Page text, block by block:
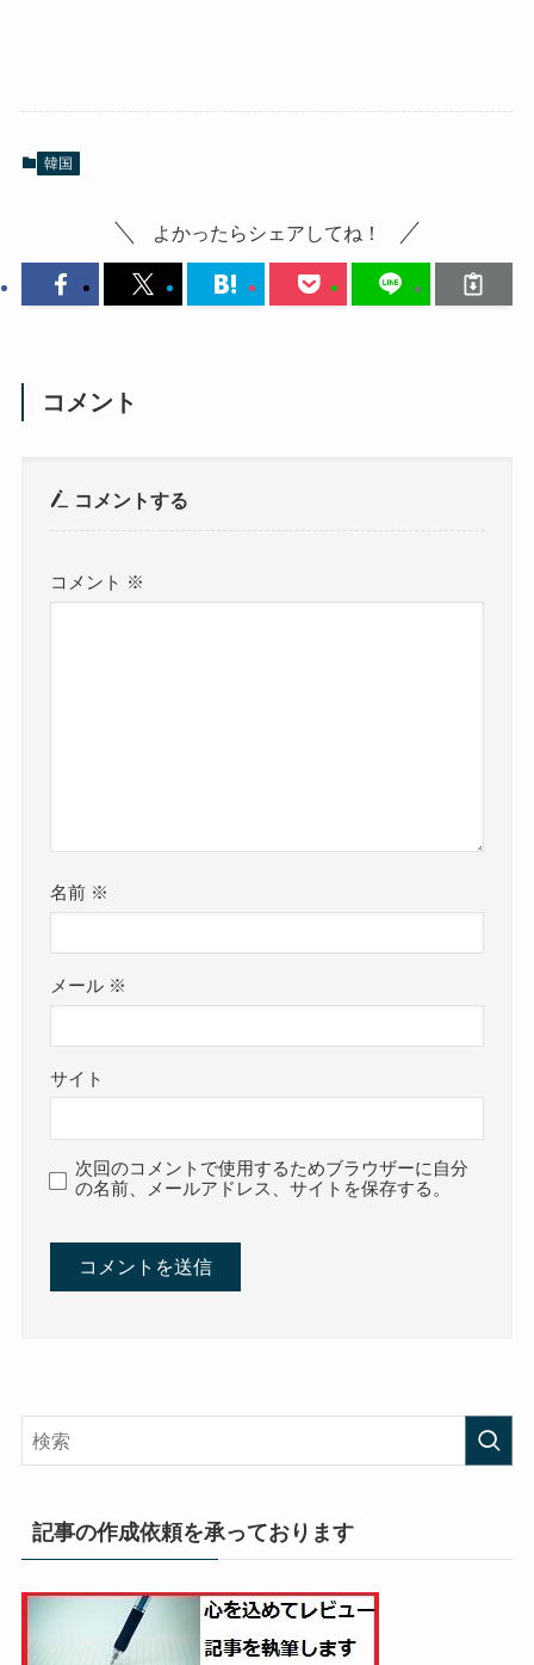
韓国
よかったらシェアしてね！
コメント
コメントする
コメント ※
名前 ※
メール ※
サイト
次回のコメントで使用するためブラウザーに自分
の名前、メールアドレス、サイトを保存する。
記事の作成依頼を承っております